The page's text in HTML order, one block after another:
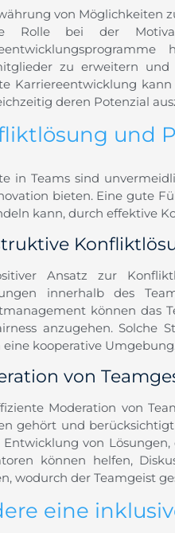
von Möglichkeiten
Rolle bei der
zu erweitern
Karriereentwicklung
deren Potenzial
und
in Teams sind
bieten. Eine gute
kann, durch effektive
Ansatz zur
innerhalb des
können das
anzugehen. Solche
eine kooperative Umgebung.
von
Moderation von
gehört und
Entwicklung von
können helfen,
wodurch der Teamgeist
eine